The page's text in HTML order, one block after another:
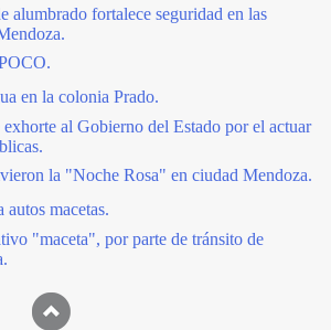
alumbrado fortalece seguridad en las
en la colonia Prado.
al Gobierno del Estado por el actuar
la "Noche Rosa" en ciudad Mendoza.
autos macetas.
"maceta", por parte de tránsito de